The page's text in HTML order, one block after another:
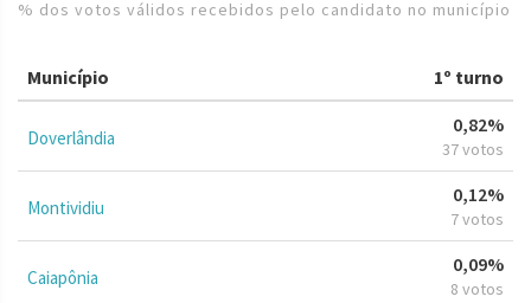
% dos votos válidos recebidos pelo candidato no município
Município 1º turno
Doverlândia
0,82%
37 votos
Montividiu
0,12%
7 votos
Caiapônia
0,09%
8 votos